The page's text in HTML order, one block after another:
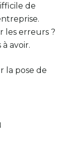
de
les erreurs ?
avoir.
la pose de